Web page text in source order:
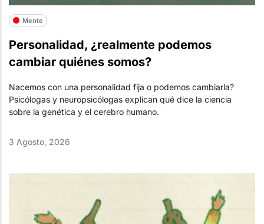
Mente
Personalidad, ¿realmente podemos
cambiar quiénes somos?
Nacemos con una personalidad fija o podemos cambiarla?
Psicólogas y neuropsicólogas explican qué dice la ciencia
sobre la genética y el cerebro humano.
3 Agosto, 2026